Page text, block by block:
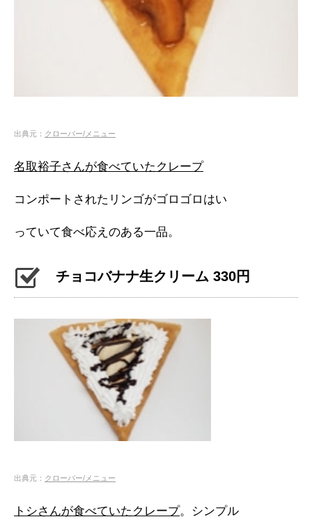
出典元： クローバー/メニュー
名取裕子さんが食べていたクレープ
コンポートされたリンゴがゴロゴロはい
っていて食べ応えのある一品。
チョコバナナ生クリーム 330円
出典元： クローバー/メニュー
トシさんが食べていたクレープ。シンプル